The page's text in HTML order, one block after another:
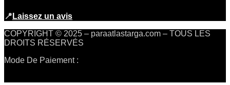
📍 Laissez un avis
COPYRIGHT © 2025 – paraatlastarga.com – TOUS LES
DROITS RÉSERVÉS
Mode De Paiement :